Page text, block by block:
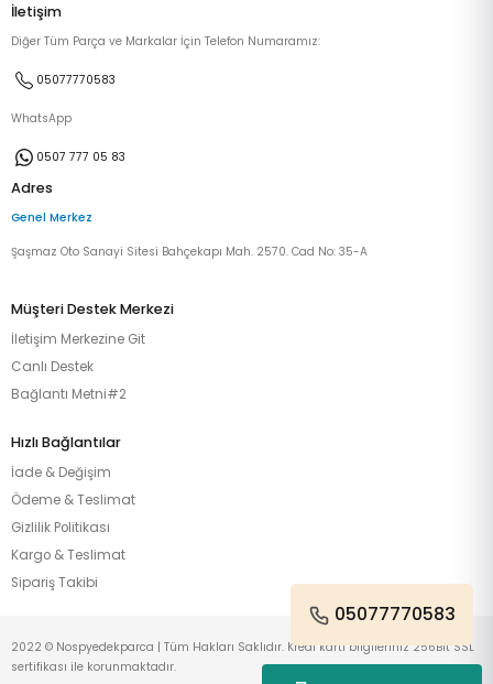
İletişim
Diğer Tüm Parça ve Markalar İçin Telefon Numaramız:
05077770583
WhatsApp
0507 777 05 83
Adres
Genel Merkez
Şaşmaz Oto Sanayi Sitesi Bahçekapı Mah. 2570. Cad No: 35-A
Müşteri Destek Merkezi
İletişim Merkezine Git
Canlı Destek
Bağlantı Metni#2
Hızlı Bağlantılar
İade & Değişim
Ödeme & Teslimat
Gizlilik Politikası
Kargo & Teslimat
Sipariş Takibi
05077770583
2022 © Nospyedekparca | Tüm Hakları Saklıdır. Kredi kartı bilgileriniz 256Bit SSL
sertifikası ile korunmaktadır.